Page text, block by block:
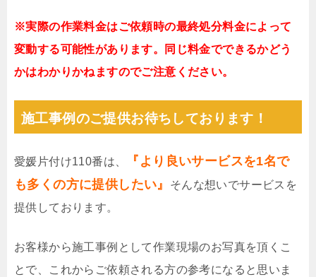
※実際の作業料金はご依頼時の最終処分料金によって
変動する可能性があります。同じ料金でできるかどう
かはわかりかねますのでご注意ください。
施工事例のご提供お待ちしております！
愛媛片付け110番は、
『より良いサービスを1名で
も多くの方に提供したい』
そんな想いでサービスを
提供しております。
お客様から施工事例として作業現場のお写真を頂くこ
とで、これからご依頼される方の参考になると思いま